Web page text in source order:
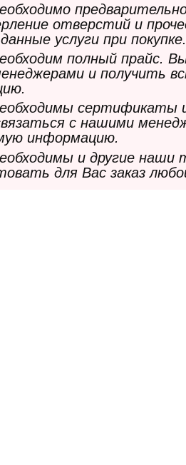
отверстий и
услуги при покупке.
полный прайс.
и получить
сертификаты
с нашими
информацию.
и другие
для Вас заказ